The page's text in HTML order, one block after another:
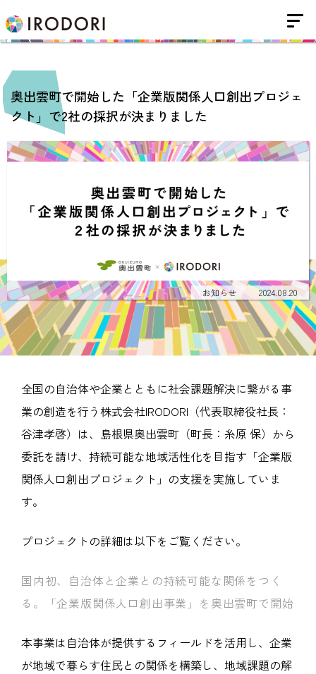
奥出雲町で開始した「企業版関係人口創出プロジェ
クト」で2社の採択が決まりました
お知らせ 2024.08.20
全国の自治体や企業とともに社会課題解決に繋がる事
業の創造を行う株式会社IRODORI（代表取締役社長：
谷津孝啓）は、島根県奥出雲町（町長：糸原 保）から
委託を請け、持続可能な地域活性化を目指す「企業版
関係人口創出プロジェクト」の支援を実施していま
す。
プロジェクトの詳細は以下をご覧ください。
国内初、自治体と企業との持続可能な関係をつく
る。「企業版関係人口創出事業」を奥出雲町で開始
本事業は自治体が提供するフィールドを活用し、企業
が地域で暮らす住民との関係を構築し、地域課題の解